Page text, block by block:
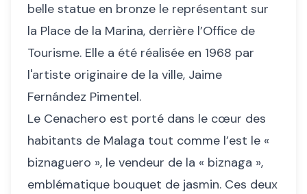
belle statue en bronze le représentant sur
la Place de la Marina, derrière l’Office de
Tourisme. Elle a été réalisée en 1968 par
l'artiste originaire de la ville, Jaime
Fernández Pimentel.
Le Cenachero est porté dans le cœur des
habitants de Malaga tout comme l’est le «
biznaguero », le vendeur de la « biznaga »,
emblématique bouquet de jasmin. Ces deux